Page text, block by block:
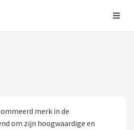
merk in de
om zijn hoogwaardige en